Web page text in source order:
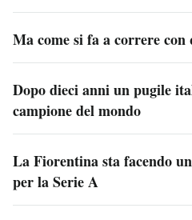
Ma come si fa a correre con
Dopo dieci anni un pugile
campione del mondo
La Fiorentina sta facendo
per la Serie A